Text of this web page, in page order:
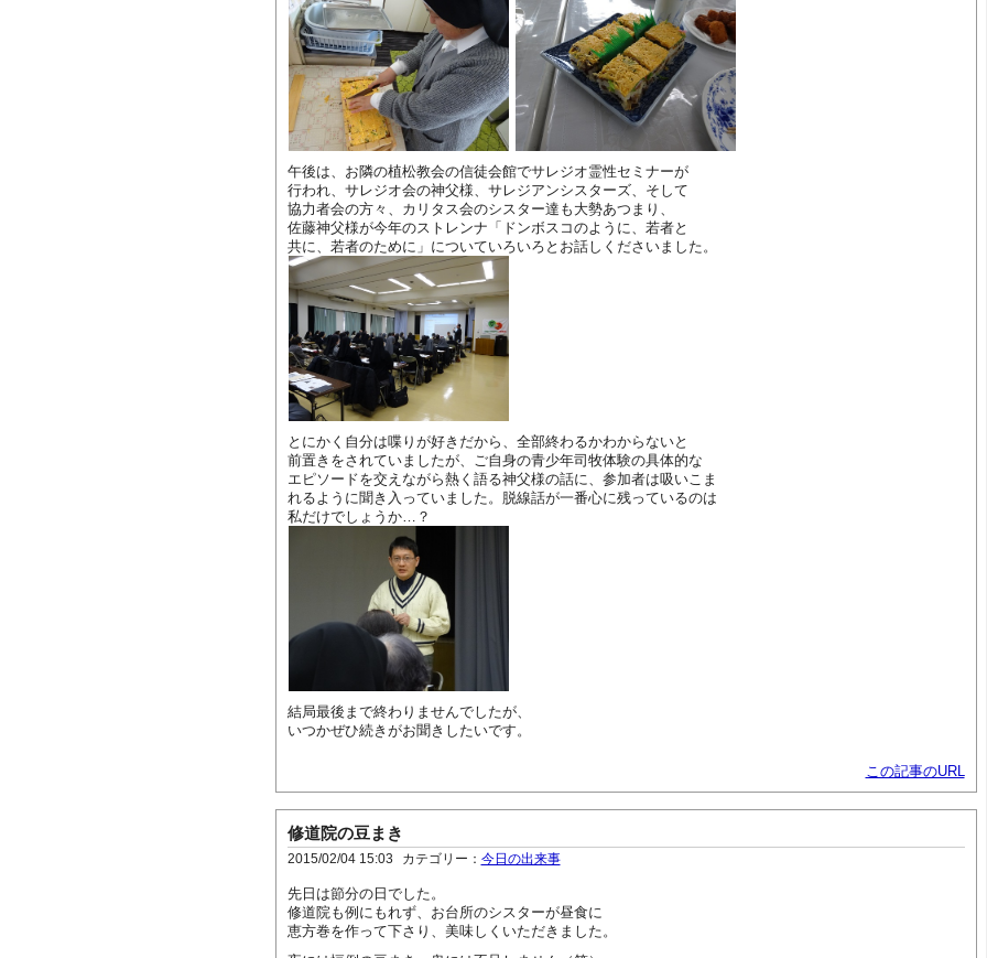
午後は、お隣の植松教会の信徒会館でサレジオ霊性セミナーが
行われ、サレジオ会の神父様、サレジアンシスターズ、そして
協力者会の方々、カリタス会のシスター達も大勢あつまり、
佐藤神父様が今年のストレンナ「ドンボスコのように、若者と
共に、若者のために」についていろいろとお話しくださいました。
とにかく自分は喋りが好きだから、全部終わるかわからないと
前置きをされていましたが、ご自身の青少年司牧体験の具体的な
エピソードを交えながら熱く語る神父様の話に、参加者は吸いこま
れるように聞き入っていました。脱線話が一番心に残っているのは
私だけでしょうか…？
結局最後まで終わりませんでしたが、
いつかぜひ続きがお聞きしたいです。
この記事のURL
修道院の豆まき
2015/02/04 15:03 カテゴリー： 今日の出来事
先日は節分の日でした。
修道院も例にもれず、お台所のシスターが昼食に
恵方巻を作って下さり、美味しくいただきました。